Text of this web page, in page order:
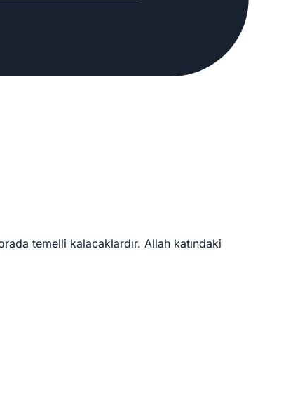
temelli kalacaklardır. Allah katındaki